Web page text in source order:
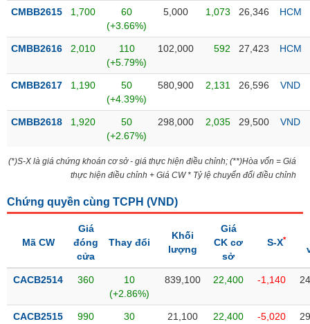
liệu
Tâm
lý
trường
CMBB2615 1,700
60
(+3.66%)
5,000 1,073 26,346 HCM
CMBB2616 2,010
110
(+5.79%)
102,000 592 27,423 HCM
CMBB2617 1,190
50
(+4.39%)
580,900 2,131 26,596 VND
CMBB2618 1,920
50
(+2.67%)
298,000 2,035 29,500 VND
(*)S-X là giá chứng khoán cơ sở - giá thực hiện điều chỉnh; (**)Hòa vốn = Giá
thực hiện điều chỉnh + Giá CW * Tỷ lệ chuyển đổi điều chỉnh
Chứng quyền cùng TCPH (VND)
Mã CW
Giá
đóng
cửa
Thay đổi
Khối
lượng
Giá
CK cơ
sở
S-X*
CACB2514 360
10
(+2.86%)
839,100 22,400 -1,140
CACB2515 990
30
21,100 22,400 -5,020
DÙNG
KHÔNG
DÙNG
THIẾT
SÓC